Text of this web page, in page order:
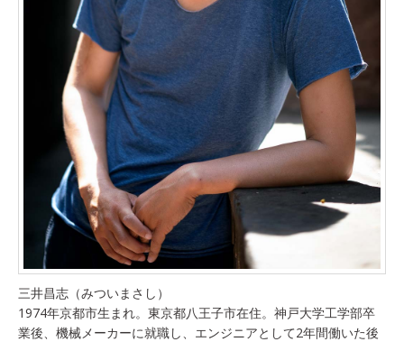
三井昌志（みついまさし）
1974年京都市生まれ。東京都八王子市在住。神戸大学工学部卒
業後、機械メーカーに就職し、エンジニアとして2年間働いた後